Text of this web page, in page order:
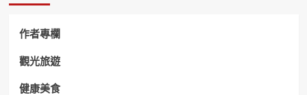
作者專欄
觀光旅遊
健康美食